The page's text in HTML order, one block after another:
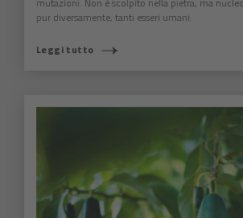
pur diversamente, tanti esseri umani.
Leggi tutto